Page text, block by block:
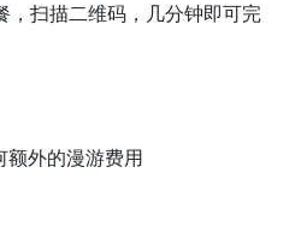
，扫描二维码，几分钟即可完
额外的漫游费用